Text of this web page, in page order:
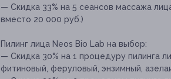
— Скидка 33% на 5 сеансов массажа
вместо 20 000 руб.)
Пилинг лица Neos Bio Lab на выбор:
— Скидка 30% на 1 процедуру пилинга
⁠фитиновый, феруловый, ⁠энзимный,